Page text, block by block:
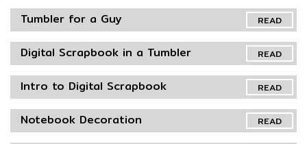
READ
Tumbler for a Guy
READ
Digital Scrapbook in a Tumbler
READ
Intro to Digital Scrapbook
READ
Notebook Decoration